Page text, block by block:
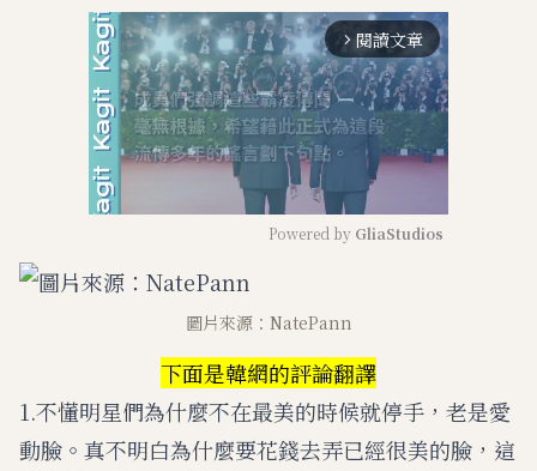
arrow_forward_ios 閱讀文章
Powered by GliaStudios
圖片來源：NatePann
下面是韓網的評論翻譯
1.不懂明星們為什麼不在最美的時候就停手，老是愛
動臉。真不明白為什麼要花錢去弄已經很美的臉，這